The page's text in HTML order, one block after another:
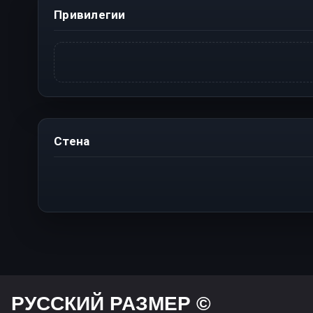
Привилегии
Стена
РУССКИЙ РАЗМЕР ©